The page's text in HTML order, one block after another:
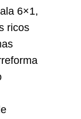
6×1,
ricos